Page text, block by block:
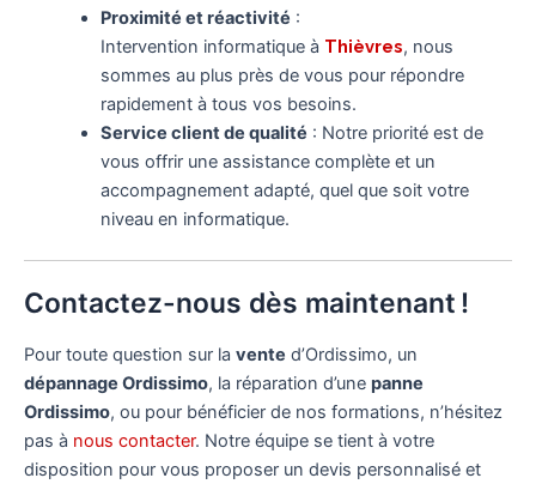
Proximité et réactivité :
Intervention informatique à Thièvres, nous
sommes au plus près de vous pour répondre
rapidement à tous vos besoins.
Service client de qualité : Notre priorité est de
vous offrir une assistance complète et un
accompagnement adapté, quel que soit votre
niveau en informatique.
Contactez-nous dès maintenant !
Pour toute question sur la vente d’Ordissimo, un
dépannage Ordissimo, la réparation d’une panne
Ordissimo, ou pour bénéficier de nos formations, n’hésitez
pas à nous contacter. Notre équipe se tient à votre
disposition pour vous proposer un devis personnalisé et